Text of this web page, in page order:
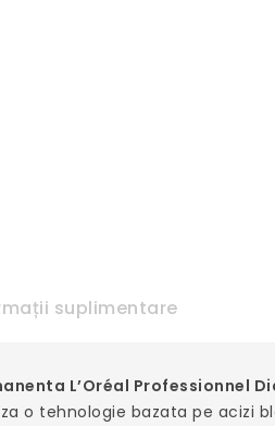
suplimentare
L’Oréal Professionnel
o tehnologie bazata pe acizi